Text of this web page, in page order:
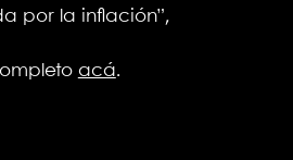
por la inflación”,
acá.